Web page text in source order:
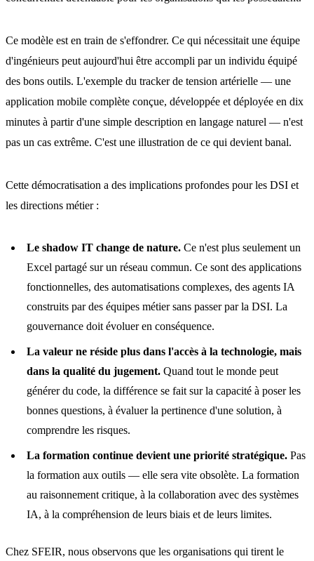
Ce modèle est en train de s'effondrer. Ce qui nécessitait une équipe
d'ingénieurs peut aujourd'hui être accompli par un individu équipé
des bons outils. L'exemple du tracker de tension artérielle — une
application mobile complète conçue, développée et déployée en dix
minutes à partir d'une simple description en langage naturel — n'est
pas un cas extrême. C'est une illustration de ce qui devient banal.
Cette démocratisation a des implications profondes pour les DSI et
les directions métier :
Le shadow IT change de nature.Ce n'est plus seulement un
Excel partagé sur un réseau commun. Ce sont des applications
fonctionnelles, des automatisations complexes, des agents IA
construits par des équipes métier sans passer par la DSI. La
gouvernance doit évoluer en conséquence.
La valeur ne réside plus dans l'accès à la technologie, mais
dans la qualité du jugement.Quand tout le monde peut
générer du code, la différence se fait sur la capacité à poser les
bonnes questions, à évaluer la pertinence d'une solution, à
comprendre les risques.
La formation continue devient une priorité stratégique.Pas
la formation aux outils — elle sera vite obsolète. La formation
au raisonnement critique, à la collaboration avec des systèmes
IA, à la compréhension de leurs biais et de leurs limites.
Chez SFEIR, nous observons que les organisations qui tirent le